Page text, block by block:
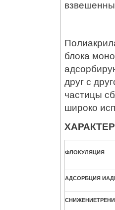
блока
друг с
частицы
широко
ФЛОКУЛЯЦИЯ
АДСОРБЦИЯ И
СНИЖЕНИЕТРЕНИ